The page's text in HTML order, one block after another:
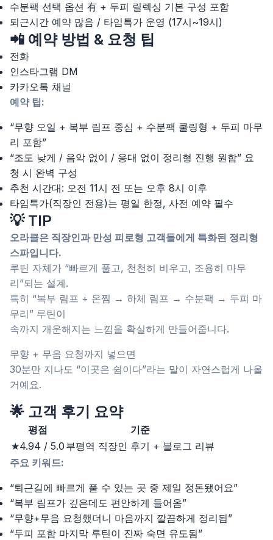
수분팩 선택 옵션 有 + 두피 릴렉싱 기본 구성 포함
퇴근시간 예약 많음 / 타임특가 운영 (17시~19시)
📲 예약 방법 & 요청 팁
전화
인스타그램 DM
카카오톡 채널
예약 팁:
“무향 오일 + 복부 림프 중심 + 수분팩 쿨링형 + 두피 마무
리 포함”
“조도 낮게 / 음악 없이 / 응대 없이 정리형 진행 원함” 요
청 시 완벽 구성
추천 시간대: 오전 11시 전 또는 오후 8시 이후
타임특가(직장인 전용)는 평일 한정, 사전 예약 필수
💡 TIP
오라클은 직장인과 만성 피로형 고객들에게 특화된 정리형
스파입니다.
루틴 자체가 “빠르게 풀고, 천천히 비우고, 조용히 마무
리”되는 설계.
특히 “복부 림프 + 온찜 → 하체 림프 → 수분팩 → 두피 마
무리” 루틴이
속까지 개운해지는 느낌을 확실하게 만들어줍니다.
무향 + 무음 요청까지 넣으면
30분만 지나도 “이곳은 쉼이다”라는 말이 자연스럽게 나올
거예요.
🌟 고객 후기 요약
평점
기준
★4.94 / 5.0 부평역 직장인 후기 + 블로그 리뷰
주요 키워드:
“퇴근길에 빠르게 풀 수 있는 곳 중 제일 정돈됐어요”
“복부 림프가 깊은데도 편안하게 들어옴”
“무향+무음 요청했더니 마음까지 깔끔하게 정리됨”
“두피 포함 마지막 루틴이 진짜 숙면 유도됨”